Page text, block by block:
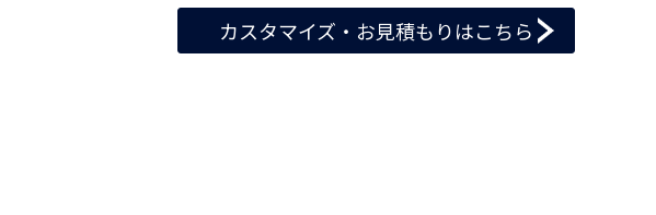
カスタマイズ・お見積もりはこちら